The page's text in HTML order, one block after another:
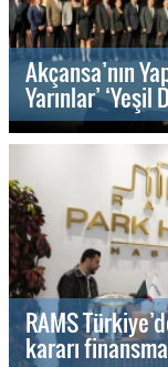
Akçansa’nın
Yarınlar’ ‘Yeşil
RAMS
kararı